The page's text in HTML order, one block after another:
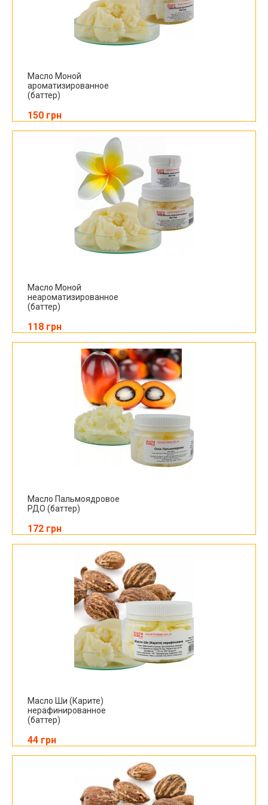
Масло Моной
ароматизированное
(баттер)
150 грн
Масло Моной
неароматизированное
(баттер)
118 грн
Масло Пальмоядровое
РДО (баттер)
172 грн
Масло Ши (Карите)
нерафинированное
(баттер)
44 грн